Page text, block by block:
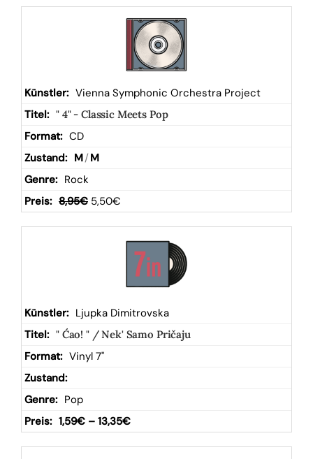
Vienna Symphonic Orchestra Project
" 4" - Classic Meets Pop
CD
M/ M
Rock
8,95€ 5,50€
Ljupka Dimitrovska
" Ćao! " / Nek' Samo Pričaju
Vinyl 7"
Pop
1,59€ – 13,35€